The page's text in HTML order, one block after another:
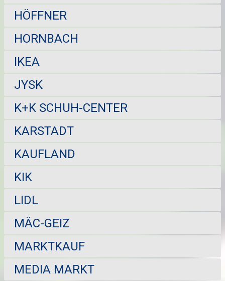
HÖFFNER
HORNBACH
IKEA
JYSK
K+K SCHUH-CENTER
KARSTADT
KAUFLAND
KIK
LIDL
MÄC-GEIZ
MARKTKAUF
MEDIA MARKT